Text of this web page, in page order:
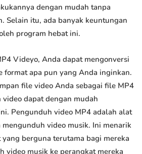
dengan mudah tanpa
Selain itu, ada banyak keuntungan
program hebat ini.
Videyo, Anda dapat mengonversi
format apa pun yang Anda inginkan.
file video Anda sebagai file MP4
dapat dengan mudah
Pengunduh video MP4 adalah alat
video musik. Ini menarik
berguna terutama bagi mereka
video musik ke perangkat mereka